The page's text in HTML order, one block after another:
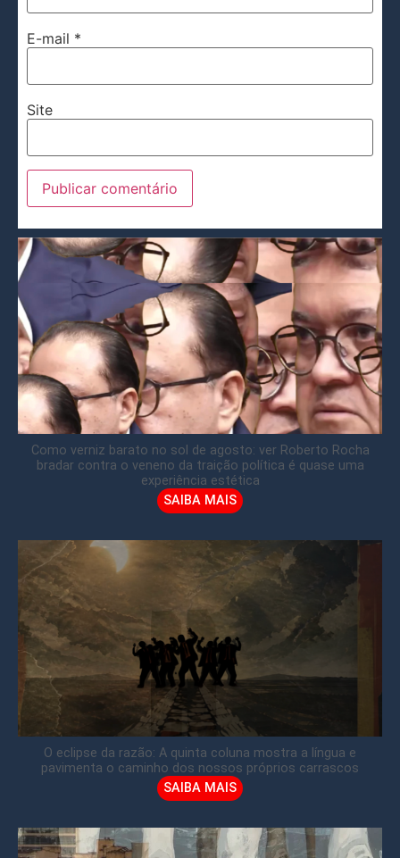
E-mail *
Site
Como verniz barato no sol de agosto: ver Roberto Rocha
bradar contra o veneno da traição política é quase uma
experiência estética
SAIBA MAIS
O eclipse da razão: A quinta coluna mostra a língua e
pavimenta o caminho dos nossos próprios carrascos
SAIBA MAIS